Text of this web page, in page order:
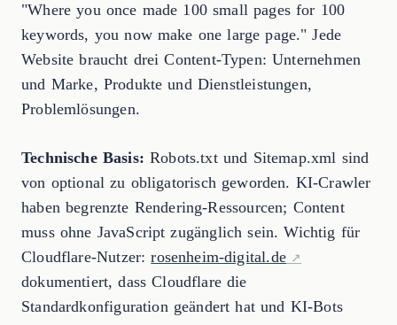
"Where you once made 100 small pages for 100
keywords, you now make one large page." Jede
Website braucht drei Content-Typen: Unternehmen
und Marke, Produkte und Dienstleistungen,
Problemlösungen.
Technische Basis: Robots.txt und Sitemap.xml sind
von optional zu obligatorisch geworden. KI-Crawler
haben begrenzte Rendering-Ressourcen; Content
muss ohne JavaScript zugänglich sein. Wichtig für
Cloudflare-Nutzer:rosenheim-digital.de
dokumentiert, dass Cloudflare die
Standardkonfiguration geändert hat und KI-Bots